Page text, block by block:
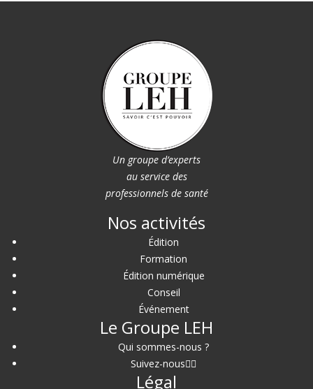
Un groupe d’experts
au service des
professionnels de santé
Nos activités
Édition
Formation
Édition numérique
Conseil
Événement
Le Groupe LEH
Qui sommes-nous ?
Suivez-nous
Légal